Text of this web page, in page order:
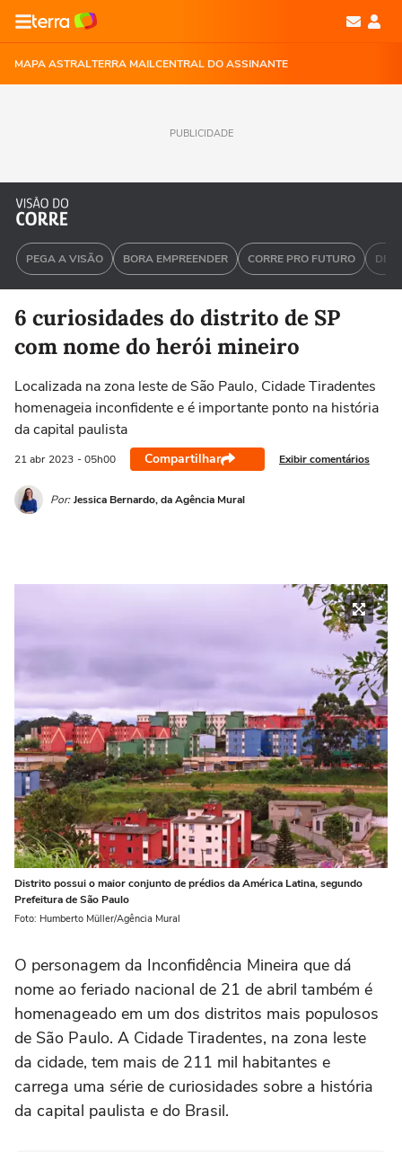
MAPA ASTRALTERRA MAILCENTRAL DO ASSINANTE
PUBLICIDADE
PEGA A VISÃO BORA EMPREENDER CORRE PRO FUTURO DEU
6 curiosidades do distrito de SP
com nome do herói mineiro
Localizada na zona leste de São Paulo, Cidade Tiradentes
homenageia inconfidente e é importante ponto na história
da capital paulista
21 abr 2023 - 05h00 Compartilhar Exibir comentários
Por: Jessica Bernardo, da Agência Mural
Distrito possui o maior conjunto de prédios da América Latina, segundo
Prefeitura de São Paulo
Foto: Humberto Müller/Agência Mural
O personagem da Inconfidência Mineira que dá
nome ao feriado nacional de 21 de abril também é
homenageado em um dos distritos mais populosos
de São Paulo. A Cidade Tiradentes, na zona leste
da cidade, tem mais de 211 mil habitantes e
carrega uma série de curiosidades sobre a história
da capital paulista e do Brasil.